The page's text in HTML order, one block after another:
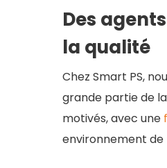
Des
la qualité
Chez Smart PS,
grande partie de
motivés, avec une
environnement de